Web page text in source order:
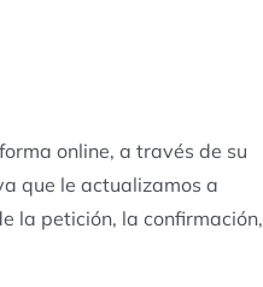
online, a través de su
que le actualizamos a
la petición, la confirmación,